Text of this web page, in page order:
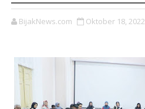
BijakNews.com Oktober 18, 2022